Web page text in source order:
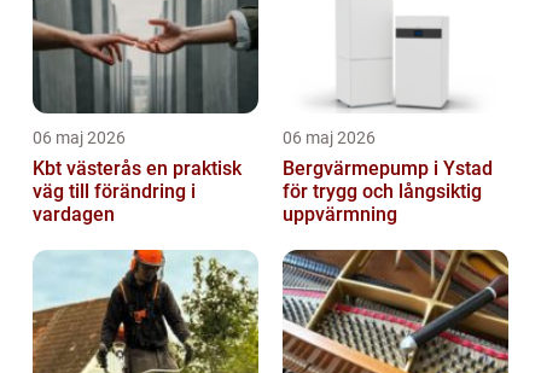
06 maj 2026
Kbt västerås en praktisk
väg till förändring i
vardagen
06 maj 2026
Bergvärmepump i Ystad
för trygg och långsiktig
uppvärmning